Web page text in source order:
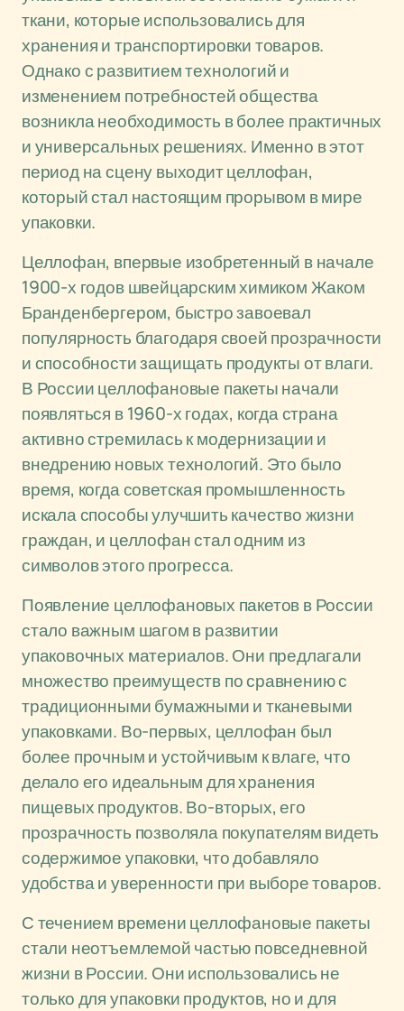
ткани, которые использовались для
хранения и транспортировки товаров.
Однако с развитием технологий и
изменением потребностей общества
возникла необходимость в более практичных
и универсальных решениях. Именно в этот
период на сцену выходит целлофан,
который стал настоящим прорывом в мире
упаковки.
Целлофан, впервые изобретенный в начале
1900-х годов швейцарским химиком Жаком
Бранденбергером, быстро завоевал
популярность благодаря своей прозрачности
и способности защищать продукты от влаги.
В России целлофановые пакеты начали
появляться в 1960-х годах, когда страна
активно стремилась к модернизации и
внедрению новых технологий. Это было
время, когда советская промышленность
искала способы улучшить качество жизни
граждан, и целлофан стал одним из
символов этого прогресса.
Появление целлофановых пакетов в России
стало важным шагом в развитии
упаковочных материалов. Они предлагали
множество преимуществ по сравнению с
традиционными бумажными и тканевыми
упаковками. Во-первых, целлофан был
более прочным и устойчивым к влаге, что
делало его идеальным для хранения
пищевых продуктов. Во-вторых, его
прозрачность позволяла покупателям видеть
содержимое упаковки, что добавляло
удобства и уверенности при выборе товаров.
С течением времени целлофановые пакеты
стали неотъемлемой частью повседневной
жизни в России. Они использовались не
только для упаковки продуктов, но и для